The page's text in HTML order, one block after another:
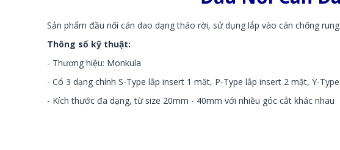
Sản phẩm đầu nối cán dao dạng tháo rời, sử dụng lắp vào cán chống
Thông số kỹ thuật:
- Thương hiệu: Monkula
- Có 3 dạng chính S-Type lắp insert 1 mặt, P-Type lắp insert 2 mặt, Y-
- Kích thước đa dạng, từ size 20mm - 40mm với nhiều góc cắt khác nhau